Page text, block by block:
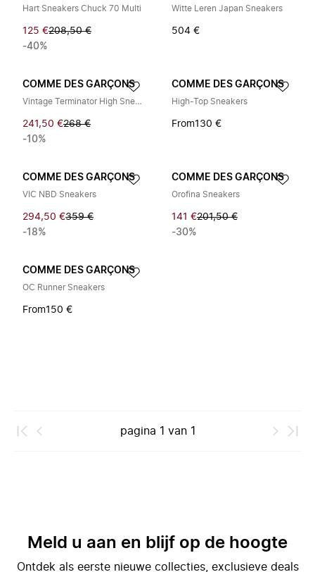
Hart Sneakers Chuck 70 Multi
125 €208,50 €
-40%
Witte Leren Japan Sneakers
504 €
COMME DES GARÇONS
Vintage Terminator High Sneakers
241,50 €268 €
-10%
COMME DES GARÇONS
High-Top Sneakers
From130 €
COMME DES GARÇONS
VIC NBD Sneakers
294,50 €359 €
-18%
COMME DES GARÇONS
Orofina Sneakers
141 €201,50 €
-30%
COMME DES GARÇONS
OC Runner Sneakers
From150 €
pagina 1 van 1
Meld u aan en blijf op de hoogte
Ontdek als eerste nieuwe collecties, exclusieve deals